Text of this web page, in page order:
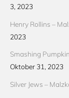
3, 2023
Henry Rollins –
2023
Smashing
Oktober 31, 2023
Silver Jews –